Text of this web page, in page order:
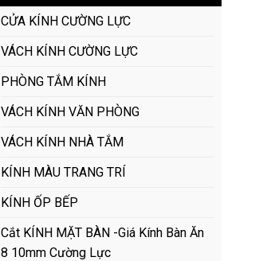
CỬA KÍNH CƯỜNG LỰC
VÁCH KÍNH CƯỜNG LỰC
PHÒNG TẮM KÍNH
VÁCH KÍNH VĂN PHÒNG
VÁCH KÍNH NHÀ TẮM
KÍNH MÀU TRANG TRÍ
KÍNH ỐP BẾP
Cắt KÍNH MẶT BÀN -Giá Kính Bàn Ăn
8 10mm Cường Lực